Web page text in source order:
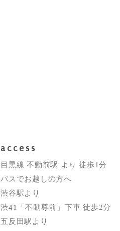
access
目黒線 不動前駅 より 徒歩1分
バスでお越しの方へ
渋谷駅より
渋41「不動尊前」下車 徒歩2分
五反田駅より